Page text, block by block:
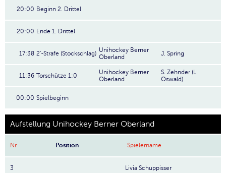
20:00 Beginn 2. Drittel
20:00 Ende 1. Drittel
17:38 2'-Strafe (Stockschlag) Unihockey Berner
Oberland
J. Spring
11:36 Torschütze 1:0
Unihockey Berner
Oberland
S. Zehnder (L.
Oswald)
00:00 Spielbeginn
Aufstellung Unihockey Berner Oberland
Nr Position Spielername
3 Livia Schuppisser